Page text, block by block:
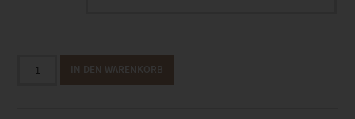
Unimog
IN DEN WARENKORB